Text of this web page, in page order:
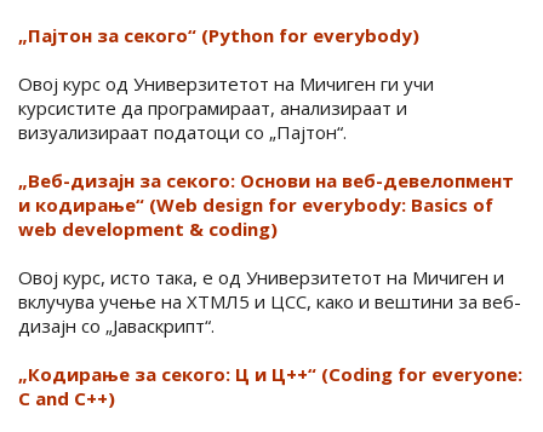
„Пајтон за секого“ (Python for everybody)
Овој курс од Универзитетот на Мичиген ги учи
курсистите да програмираат, анализираат и
визуализираат податоци со „Пајтон“.
„Веб-дизајн за секого: Основи на веб-девелопмент
и кодирање“ (Web design for everybody: Basics of
web development & coding)
Овој курс, исто така, е од Универзитетот на Мичиген и
вклучува учење на ХТМЛ5 и ЦСС, како и вештини за веб-
дизајн со „Јаваскрипт“.
„Кодирање за секого: Ц и Ц++“ (Coding for everyone:
C and C++)